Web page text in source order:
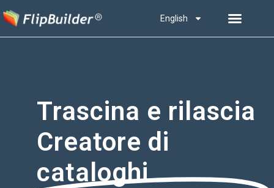
English
Trascina e rilascia
Creatore di
cataloghi